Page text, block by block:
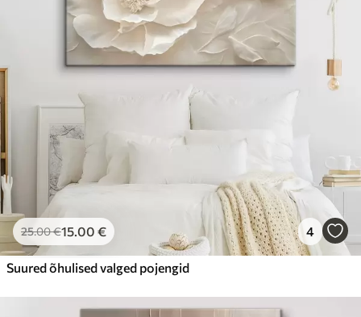
25.00€15.00 € 4
Suured õhulised valged pojengid